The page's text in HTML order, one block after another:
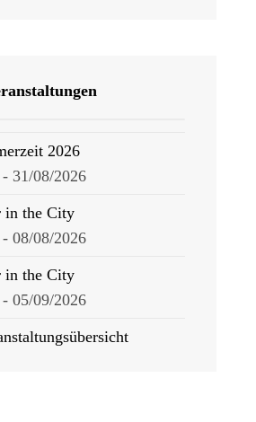
2026
31/08/2026
in the City
08/08/2026
in the City
05/09/2026